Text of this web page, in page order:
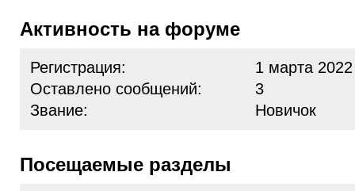
Активность на форуме
Регистрация:
1 марта
Оставлено сообщений:
3
Звание:
Новичок
Посещаемые разделы